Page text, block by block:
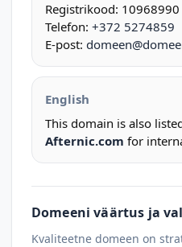
Registrikood: 10968990
Telefon: +372 5274859
E-post:
English
This domain is also
Afternic.com for
Domeeni väärtus ja
Kvaliteetne domeen on